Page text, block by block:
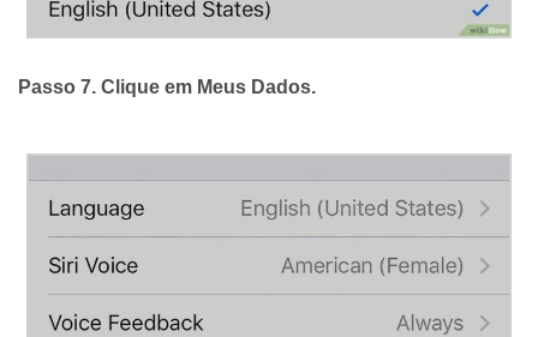
Passo 7. Clique em Meus Dados.